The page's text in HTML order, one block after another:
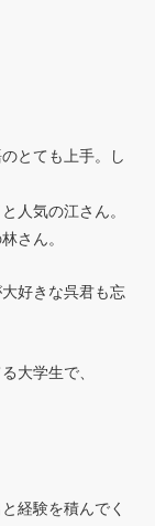
とても上手。し
人気の江さん。
さん。
好きな呉君も忘
大学生で、
経験を積んでく